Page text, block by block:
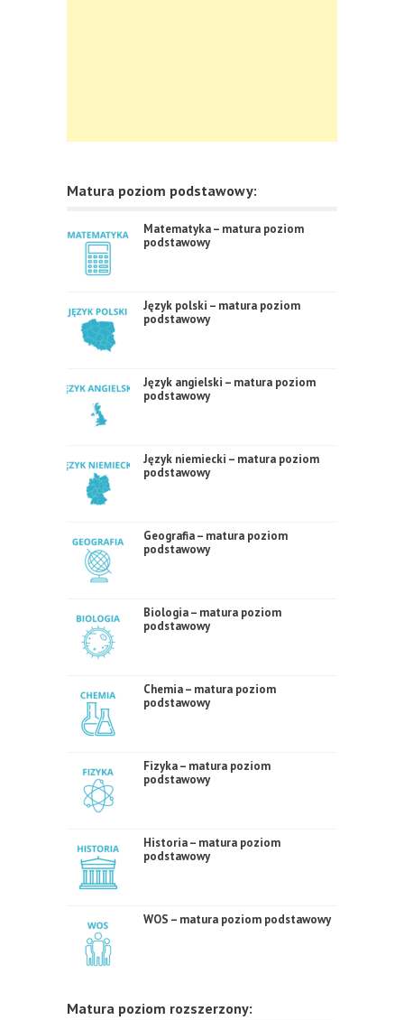
Matura poziom podstawowy:
Matematyka – matura poziom
podstawowy
Język polski – matura poziom
podstawowy
Język angielski – matura poziom
podstawowy
Język niemiecki – matura poziom
podstawowy
Geografia – matura poziom
podstawowy
Biologia – matura poziom
podstawowy
Chemia – matura poziom
podstawowy
Fizyka – matura poziom
podstawowy
Historia – matura poziom
podstawowy
WOS – matura poziom podstawowy
Matura poziom rozszerzony: